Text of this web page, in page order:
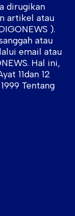
dirugikan
artikel atau
).
atau
email atau
Hal ini,
11dan 12
Tentang